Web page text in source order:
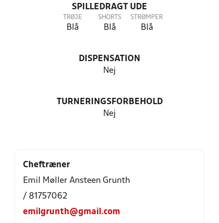
SPILLEDRAGT UDE
TRØJE
Blå
SHORTS
Blå
STRØMPER
Blå
DISPENSATION
Nej
TURNERINGSFORBEHOLD
Nej
Cheftræner
Emil Møller Ansteen Grunth
/ 81757062
emilgrunth@gmail.com